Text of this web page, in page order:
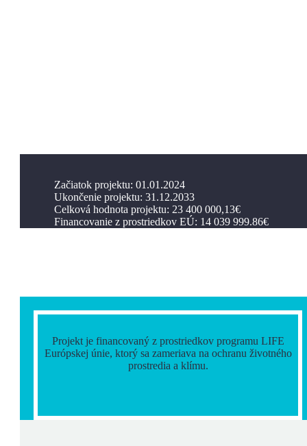
Začiatok projektu: 01.01.2024
Ukončenie projektu: 31.12.2033
Celková hodnota projektu: 23 400 000,13€
Financovanie z prostriedkov EÚ: 14 039 999.86€
Projekt je financovaný z prostriedkov programu LIFE
Európskej únie, ktorý sa zameriava na ochranu životného
prostredia a klímu.